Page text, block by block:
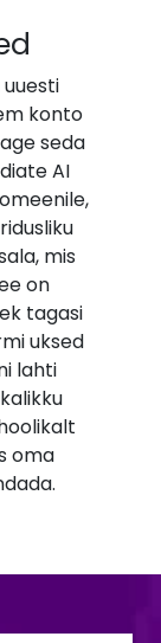
konto
seda
AI
mis
on
tagasi
uksed
lahti
oma